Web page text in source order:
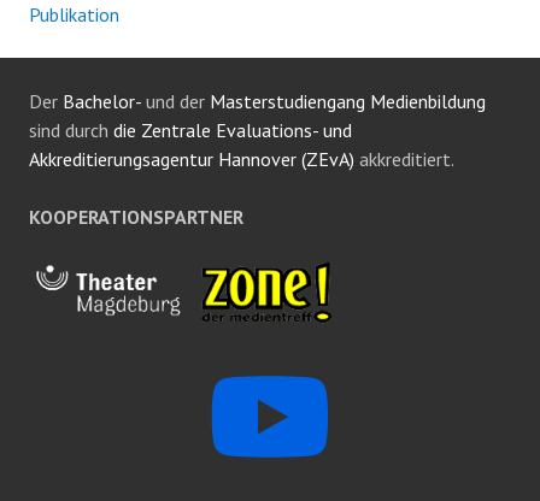
Publikation
Der Bachelor- und der Masterstudiengang Medienbildung
sind durch die Zentrale Evaluations- und
Akkreditierungsagentur Hannover (ZEvA) akkreditiert.
KOOPERATIONSPARTNER